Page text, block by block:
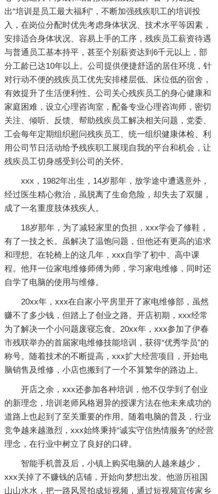
出“培训是员工最大福利”，不断加强残疾职工的培训投
入，在岗位分配时优先考虑身体状况、技术水平等因素，
安排适合身体状况、容易上手的工序，残疾员工薪资待遇
与普通员工基本持平，甚至个别薪资达到6千元以上，部
分工龄已达10年以上。公司提供便捷舒适的居住环境，针
对行动不便的残疾员工优先安排楼层低、床位低的宿舍，
有效提升了生活便利性。公司关心残疾员工的身心健康和
家庭困难，设立心理咨询室，配备专业心理咨询师，密切
关注、倾听、反馈、帮助残疾员工解决相关问题，党委、
工会每年定期组织慰问残疾员工、统一组织健康体检、利
用公司节日活动给予残疾职工展现自我的平台和机会，让
残疾员工切身感受到公司的关怀。
xxx，1982年出生，14岁那年，放学途中遭遇意外，
经过医生精心救治，虽脱离了生命危险，却失去了双腿，
成了一名重度肢体残疾人。
18岁那年，为了减轻家里的负担，xxx学会了修鞋，
有了一技之长。虽解决了温饱问题，但他还有更高的追求
和理想。在轮椅上的这几年，xxx自学了初中、高中课
程。他拜一位家电维修师傅为师，学习家电维修，同时还
自学了电脑的使用与维修。
20xx年，xxx在自家小平房里开了家电维修部，虽然
赚不了多少钱，但踏上了创业之路。开店初期，xxx经常
为了解决一个小问题废寝忘食。20xx年，xxx参加了伊春
市残联举办的首届家电维修技能培训，获得“优秀学员”的
称号。随着技术的不断提高，xxx扩大经营项目，开始电
脑销售及维修，小店也搬到了一个不算繁华的路边上。
开店之余，xxx还参加各种培训，他不仅学到了创业
的新理念，培训老师风格迥异的授课方法在他未来成功的
道路上也起到了至关重要的作用。随着电脑的普及，行业
竞争越来越激烈，xxx始终秉持“诚实守信热情服务”的经营
理念，在行业中树立了良好的口碑。
智能手机普及后，小镇上购买电脑的人越来越少，
xxx关掉了不赚钱的店铺，开始向梦想出发。他游历祖国
山山水水，把一路风景拍成短视频，通过短视频宣传家乡